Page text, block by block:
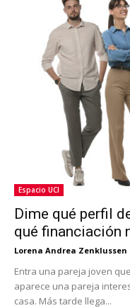
Espacio UCI
Dime qué perfil
qué financiación
Lorena Andrea Zenklussen
Entra una pareja joven
aparece una pareja
casa. Más tarde llega...